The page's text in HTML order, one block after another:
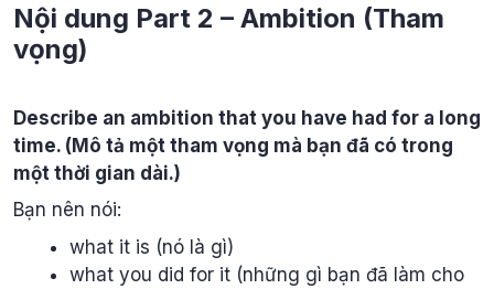
Nội dung Part 2 – Ambition (Tham
vọng)
Describe an ambition that you have had for a long
time. (Mô tả một tham vọng mà bạn đã có trong
một thời gian dài.)
Bạn nên nói:
what it is (nó là gì)
what you did for it (những gì bạn đã làm cho